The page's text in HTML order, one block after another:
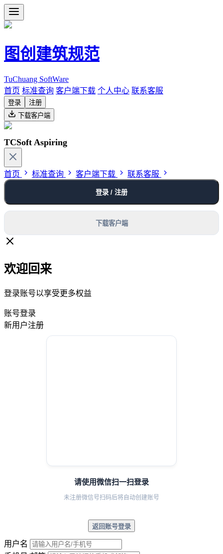
图创建筑规范
TuChuang SoftWare
首页 标准查询 客户端下载 个人中心 联系客服
登录
注册
下载客户端
TCSoft Aspiring
首页 标准查询 客户端下载 联系客服
登录 / 注册
下载客户端
欢迎回来
登录账号以享受更多权益
账号登录
新用户注册
请使用微信扫一扫登录
未注册微信号扫码后将自动创建账号
返回账号登录
用户名